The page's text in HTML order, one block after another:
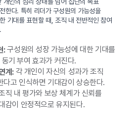
한다. 특히 리더가 구성원의 가능성을
기대를 표현할 때, 조직 내 전반적인 참여
:구성원의 성장 가능성에 대한 기대를
기 부여 효과가 커진다.
계:각 개인이 자신의 성과가 조직
다고 인식하면 기대감이 상승한다.
직 내 평가와 보상 체계가 신뢰를
감이 안정적으로 유지된다.